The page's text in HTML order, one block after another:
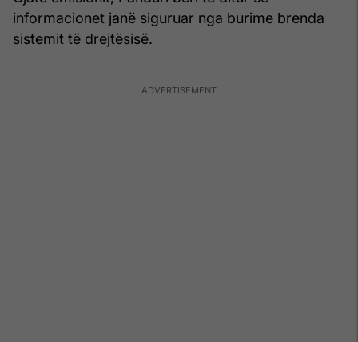
informacionet janë siguruar nga burime brenda
sistemit të drejtësisë.